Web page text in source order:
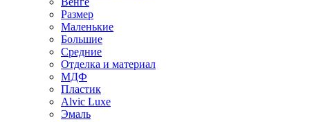
Размер
Маленькие
Большие
Средние
Отделка и материал
МДФ
Пластик
Alvic Luxe
Эмаль